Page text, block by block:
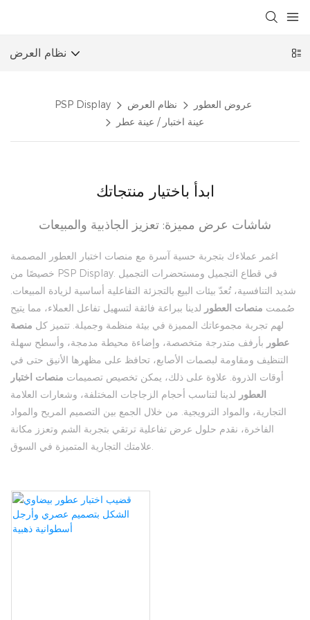
نظام العرض
PSP Display نظام العرض
عروض العطور
عينة اختبار / عينة عطر
ابدأ باختيار منتجاتك
شاشات عرض مميزة: تعزيز الجاذبية والمبيعات
اغمر عملاءك بتجربة حسية آسرة مع منصات اختبار العطور المصممة
خصيصًا من PSP Display. في قطاع التجميل ومستحضرات التجميل
شديد التنافسية، تُعدّ بيئات البيع بالتجزئة التفاعلية أساسية لزيادة المبيعات.
صُممت منصات العطور لدينا ببراعة فائقة لتسهيل تفاعل العملاء، مما يتيح
لهم تجربة مجموعاتك المميزة في بيئة منظمة وجميلة. تتميز كل منصة
عطور بأرفف متدرجة متخصصة، وإضاءة محيطة مدمجة، وأسطح سهلة
التنظيف ومقاومة لبصمات الأصابع، تحافظ على مظهرها الأنيق حتى في
أوقات الذروة. علاوة على ذلك، يمكن تخصيص تصميمات منصات اختبار
العطور لدينا لتناسب أحجام الزجاجات المختلفة، وشعارات العلامة
التجارية، والمواد الترويجية. من خلال الجمع بين التصميم المريح والمواد
الفاخرة، نقدم حلول عرض تفاعلية ترتقي بتجربة الشم وتعزز مكانة
علامتك التجارية المتميزة في السوق.